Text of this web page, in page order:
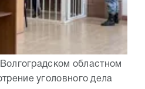
областном
уголовного дела